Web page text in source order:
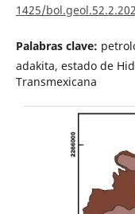
1425/
Palabras clave:
adakita, estado de
Transmexicana